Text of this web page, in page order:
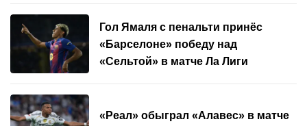
Гол Ямаля с пенальти принёс
«Барселоне» победу над
«Сельтой» в матче Ла Лиги
«Реал» обыграл «Алавес» в матче